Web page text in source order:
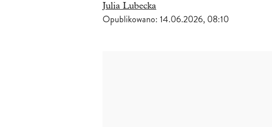
Julia Lubecka
Opublikowano:14.06.2026, 08:10